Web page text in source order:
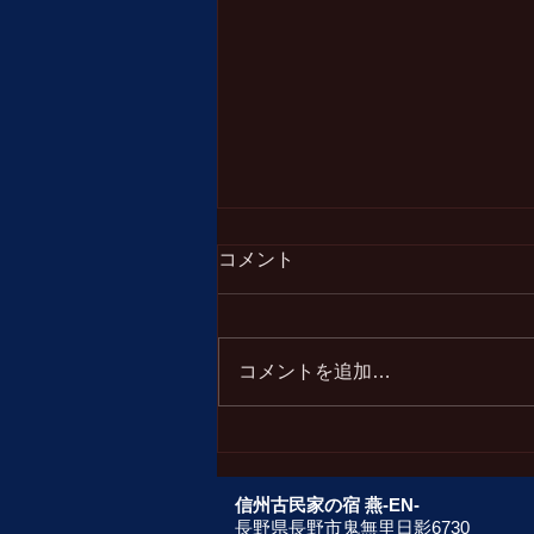
【お知らせ】国道406号（白
おける以下の区間が災害復旧工事
のため終日全面通行止 になりま
します。 【内容】 通行止区
間：国道406号 小川村・白馬村
コメント
コメントを追加…
信州古民家の宿 燕-EN-
長野県長野市鬼無里日影6730